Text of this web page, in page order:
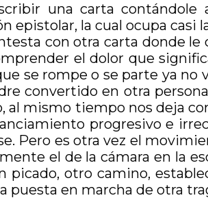
una carta
la cual ocupa casi
con otra carta donde
el dolor que
se rompe o se parte ya no
convertido en otra
al mismo tiempo nos deja
progresivo e
Pero es otra vez el
el de la cámara en la
otro camino,
puesta en marcha de otra